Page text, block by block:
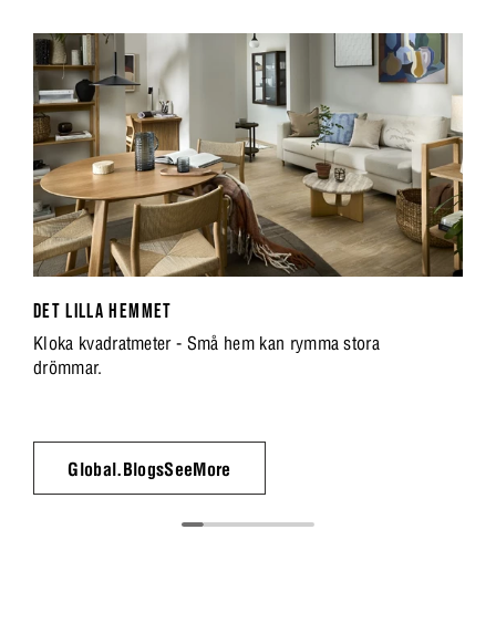
DET LILLA HEMMET
Kloka kvadratmeter - Små hem kan rymma stora
drömmar.
Global.BlogsSeeMore